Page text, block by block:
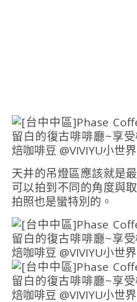
天井的吊燈區應該就是
可以拍到不同的角度與
拍照也是蠻特別的。